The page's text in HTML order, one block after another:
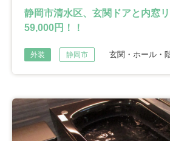
静岡市清水区、玄関ドアと内窓
59,000円！！
外装 静岡市 玄関・ホール・